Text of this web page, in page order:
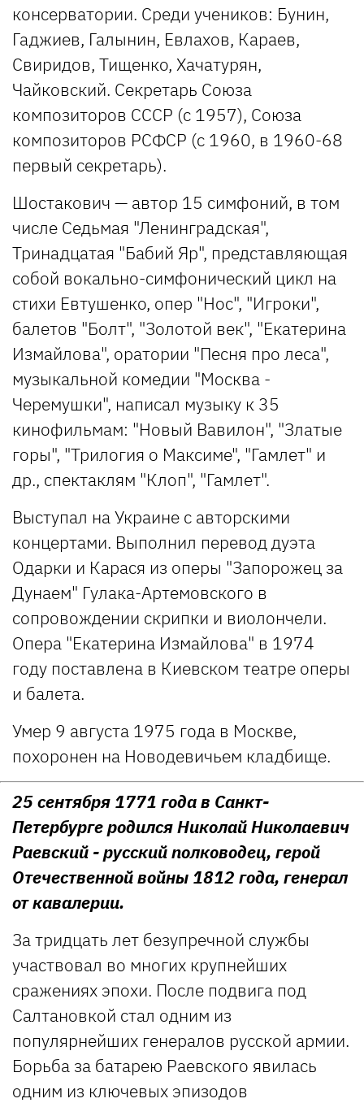
консерватории. Среди учеников: Бунин,
Гаджиев, Галынин, Евлахов, Караев,
Свиридов, Тищенко, Хачатурян,
Чайковский. Секретарь Союза
композиторов СССР (с 1957), Союза
композиторов РСФСР (с 1960, в 1960-68
первый секретарь).
Шостакович — автор 15 симфоний, в том
числе Седьмая "Ленинградская",
Тринадцатая "Бабий Яр", представляющая
собой вокально-симфонический цикл на
стихи Евтушенко, опер "Нос", "Игроки",
балетов "Болт", "Золотой век", "Екатерина
Измайлова", оратории "Песня про леса",
музыкальной комедии "Москва -
Черемушки", написал музыку к 35
кинофильмам: "Новый Вавилон", "Златые
горы", "Трилогия о Максиме", "Гамлет" и
др., спектаклям "Клоп", "Гамлет".
Выступал на Украине с авторскими
концертами. Выполнил перевод дуэта
Одарки и Карася из оперы "Запорожец за
Дунаем" Гулака-Артемовского в
сопровождении скрипки и виолончели.
Опера "Екатерина Измайлова" в 1974
году поставлена в Киевском театре оперы
и балета.
Умер 9 августа 1975 года в Москве,
похоронен на Новодевичьем кладбище.
25 сентября 1771 года в Санкт-
Петербурге родился Николай Николаевич
Раевский - русский полководец, герой
Отечественной войны 1812 года, генерал
от кавалерии.
За тридцать лет безупречной службы
участвовал во многих крупнейших
сражениях эпохи. После подвига под
Салтановкой стал одним из
популярнейших генералов русской армии.
Борьба за батарею Раевского явилась
одним из ключевых эпизодов